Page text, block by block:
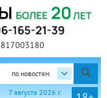
по новостям
7 августа 2026 г.